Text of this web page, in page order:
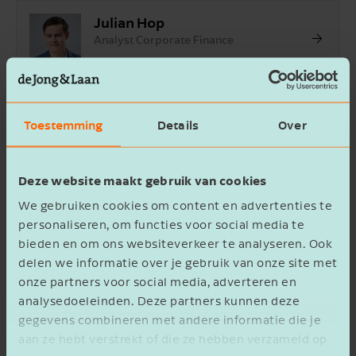
Toestemming Details Over
Deze website maakt gebruik van cookies
We gebruiken cookies om content en advertenties te
personaliseren, om functies voor social media te
bieden en om ons websiteverkeer te analyseren. Ook
delen we informatie over je gebruik van onze site met
onze partners voor social media, adverteren en
analysedoeleinden. Deze partners kunnen deze
gegevens combineren met andere informatie die je
aan ze hebt verstrekt of die ze hebben verzameld op
Julian Hop
Analyst Corporate Finance
Goede match
Voor Klomp Transport was het, bij de zoektocht
naar een geschikte overnamekandidaat, van
belang dat haar klanten op dezelfde,
kwalitatieve wijze worden bediend. Daarnaast is
verduurzaming voor de onderneming een
belangrijke reden geweest om op zoek te gaan